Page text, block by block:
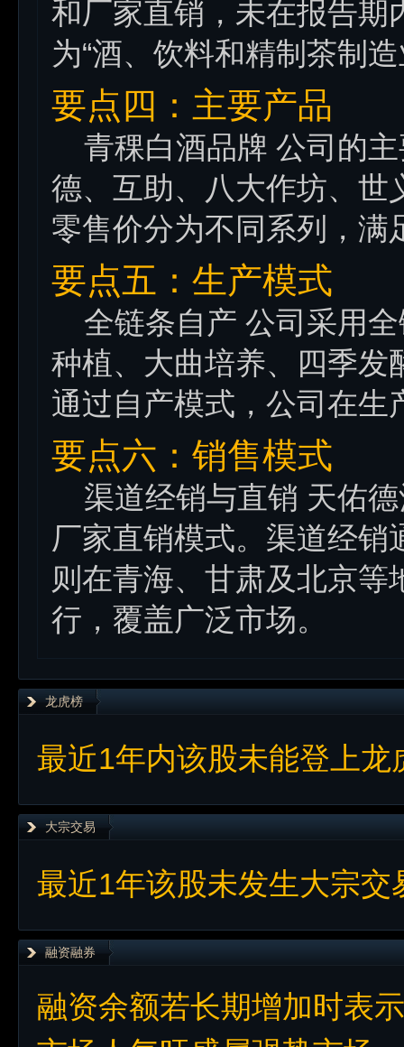
和厂家直销，未在报告期
为“酒、饮料和精制茶制造
要点四：主要产品
青稞白酒品牌 公司的
德、互助、八大作坊、世
零售价分为不同系列，满
要点五：生产模式
全链条自产 公司采用全
种植、大曲培养、四季发
通过自产模式，公司在生
要点六：销售模式
渠道经销与直销 天佑德
厂家直销模式。渠道经
则在青海、甘肃及北京
行，覆盖广泛市场。
龙虎榜
最近1年内该股未能登上龙
大宗交易
最近1年该股未发生大宗交
融资融券
融资余额若长期增加时表